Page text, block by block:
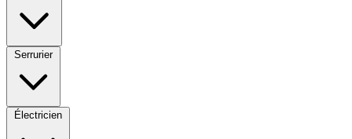
Serrurier
Électricien